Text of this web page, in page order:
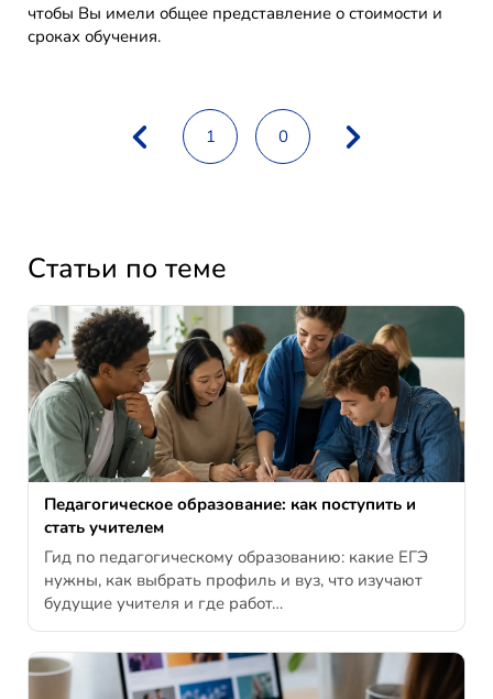
чтобы Вы имели общее представление о стоимости и
сроках обучения.
1 0
Статьи по теме
Педагогическое образование: как поступить и
стать учителем
Гид по педагогическому образованию: какие ЕГЭ
нужны, как выбрать профиль и вуз, что изучают
будущие учителя и где работ…